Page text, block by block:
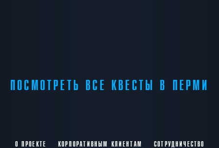
ПОСМОТРЕТЬ ВСЕ КВЕСТЫ В ПЕРМИ
О ПРОЕКТЕ КОРПОРАТИВНЫМ КЛИЕНТАМ СОТРУДНИЧЕСТВО